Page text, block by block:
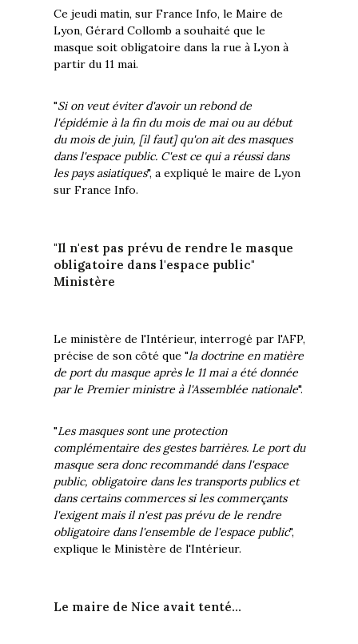
Ce jeudi matin, sur France Info, le Maire de
Lyon, Gérard Collomb a souhaité que le
masque soit obligatoire dans la rue à Lyon à
partir du 11 mai.
"Si on veut éviter d'avoir un rebond de
l'épidémie à la fin du mois de mai ou au début
du mois de juin, [il faut] qu'on ait des masques
dans l'espace public. C'est ce qui a réussi dans
les pays asiatiques", a expliqué le maire de Lyon
sur France Info.
"Il n'est pas prévu de rendre le masque
obligatoire dans l'espace public"
Ministère
Le ministère de l'Intérieur, interrogé par l'AFP,
précise de son côté que "la doctrine en matière
de port du masque après le 11 mai a été donnée
par le Premier ministre à l'Assemblée nationale".
"Les masques sont une protection
complémentaire des gestes barrières. Le port du
masque sera donc recommandé dans l'espace
public, obligatoire dans les transports publics et
dans certains commerces si les commerçants
l'exigent mais il n'est pas prévu de le rendre
obligatoire dans l'ensemble de l'espace public",
explique le Ministère de l'Intérieur.
Le maire de Nice avait tenté...